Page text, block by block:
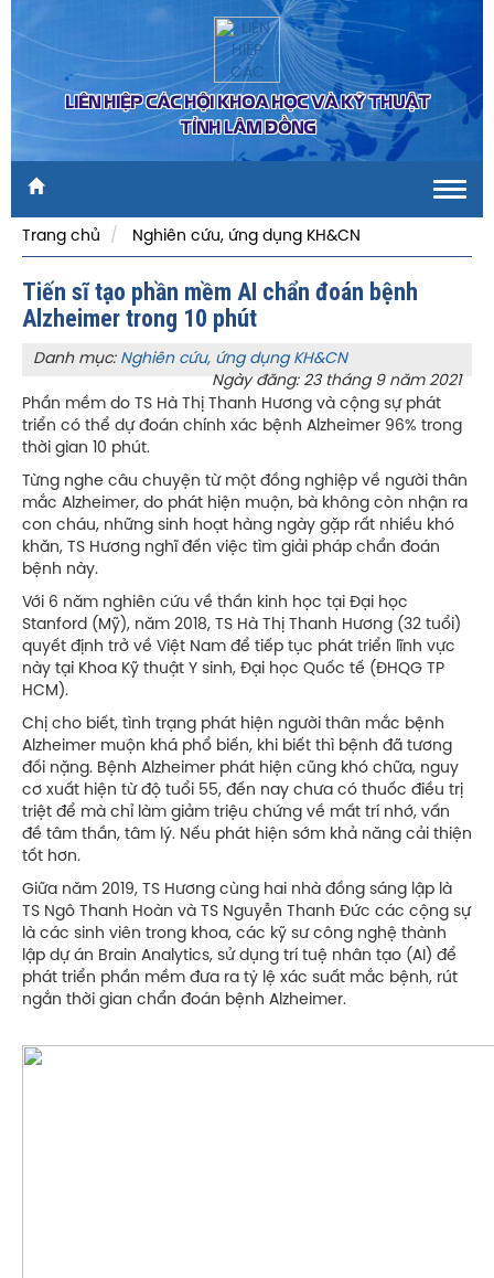
LIÊN HIỆP CÁC HỘI KHOA HỌC VÀ KỸ THUẬT
TỈNH LÂM ĐỒNG
Trang chủ
Nghiên cứu, ứng dụng KH&CN
Tiến sĩ tạo phần mềm AI chẩn đoán bệnh
Alzheimer trong 10 phút
Danh mục: Nghiên cứu, ứng dụng KH&CN
Ngày đăng: 23 tháng 9 năm 2021
Phần mềm do TS Hà Thị Thanh Hương và cộng sự phát
triển có thể dự đoán chính xác bệnh Alzheimer 96% trong
thời gian 10 phút.
Từng nghe câu chuyện từ một đồng nghiệp về người thân
mắc Alzheimer, do phát hiện muộn, bà không còn nhận ra
con cháu, những sinh hoạt hàng ngày gặp rất nhiều khó
khăn, TS Hương nghĩ đến việc tìm giải pháp chẩn đoán
bệnh này.
Với 6 năm nghiên cứu về thần kinh học tại Đại học
Stanford (Mỹ), năm 2018, TS Hà Thị Thanh Hương (32 tuổi)
quyết định trở về Việt Nam để tiếp tục phát triển lĩnh vực
này tại Khoa Kỹ thuật Y sinh, Đại học Quốc tế (ĐHQG TP
HCM).
Chị cho biết, tình trạng phát hiện người thân mắc bệnh
Alzheimer muộn khá phổ biến, khi biết thì bệnh đã tương
đối nặng. Bệnh Alzheimer phát hiện cũng khó chữa, nguy
cơ xuất hiện từ độ tuổi 55, đến nay chưa có thuốc điều trị
triệt để mà chỉ làm giảm triệu chứng về mất trí nhớ, vấn
đề tâm thần, tâm lý. Nếu phát hiện sớm khả năng cải thiện
tốt hơn.
Giữa năm 2019, TS Hương cùng hai nhà đồng sáng lập là
TS Ngô Thanh Hoàn và TS Nguyễn Thanh Đức các cộng sự
là các sinh viên trong khoa, các kỹ sư công nghệ thành
lập dự án Brain Analytics, sử dụng trí tuệ nhân tạo (AI) để
phát triển phần mềm đưa ra tỷ lệ xác suất mắc bệnh, rút
ngắn thời gian chẩn đoán bệnh Alzheimer.